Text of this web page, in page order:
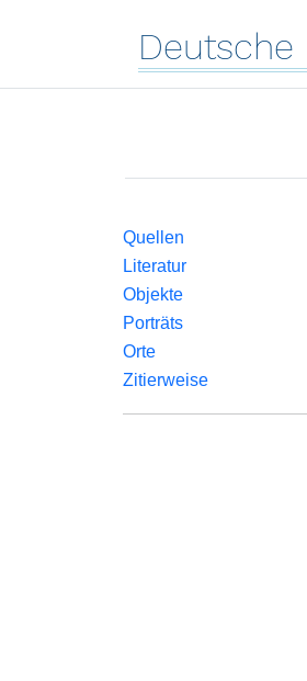
Deutsche
Quellen
Literatur
Objekte
Porträts
Orte
Zitierweise